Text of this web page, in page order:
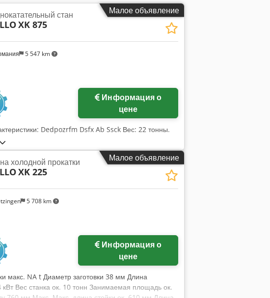
Малое объявление
5 547 km
стан
XK 875
цене
Dedpozrfm Dsfx Ab Ssck Вес: 22 тонны.
Малое объявление
5 708 km
холодной прокатки
XK 225
цене
макс. NA t Диаметр заготовки 38 мм Длина
Вес станка ок. 10 тонн Занимаемая площадь ок.